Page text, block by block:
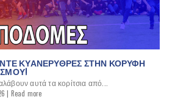
ΚΥΑΝΕΡΥΘΡΕΣ ΣΤΗΝ ΚΟΡΥΦΗ
αυτά τα κορίτσια από...
| Read more